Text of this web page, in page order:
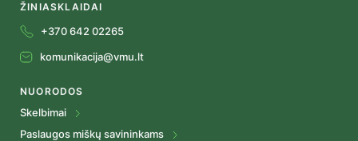
ŽINIASKLAIDAI
+370 642 02265
komunikacija@vmu.lt
NUORODOS
Skelbimai
Paslaugos miškų savininkams